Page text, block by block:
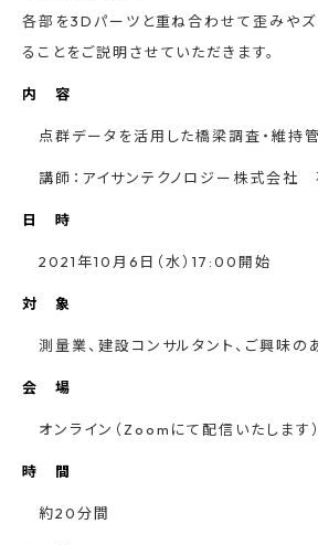
各部を3Dパーツと重ね合わせて歪みや
ることをご説明させていただきます。
内 容
点群データを活用した橋梁調査・維持
講師：アイサンテクノロジー株式会
日 時
2021年10月6日（水）17:00開始
対 象
測量業、建設コンサルタント、ご興味の
会 場
オンライン（Zoomにて配信いたします）
時 間
約20分間